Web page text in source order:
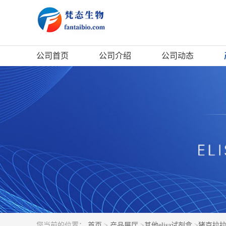
公司首页 公司介绍 公司动态